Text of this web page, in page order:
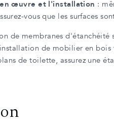
œuvre et l'installation :
vous que les surfaces
de membranes d'étanchéité
de mobilier en
de toilette, assurez une